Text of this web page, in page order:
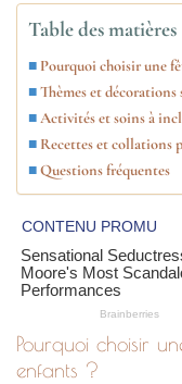
Table des matières
Pourquoi choisir une
Thèmes et décorations
Activités et soins à
Recettes et collations
Questions fréquentes
Pourquoi choisir
enfants ?